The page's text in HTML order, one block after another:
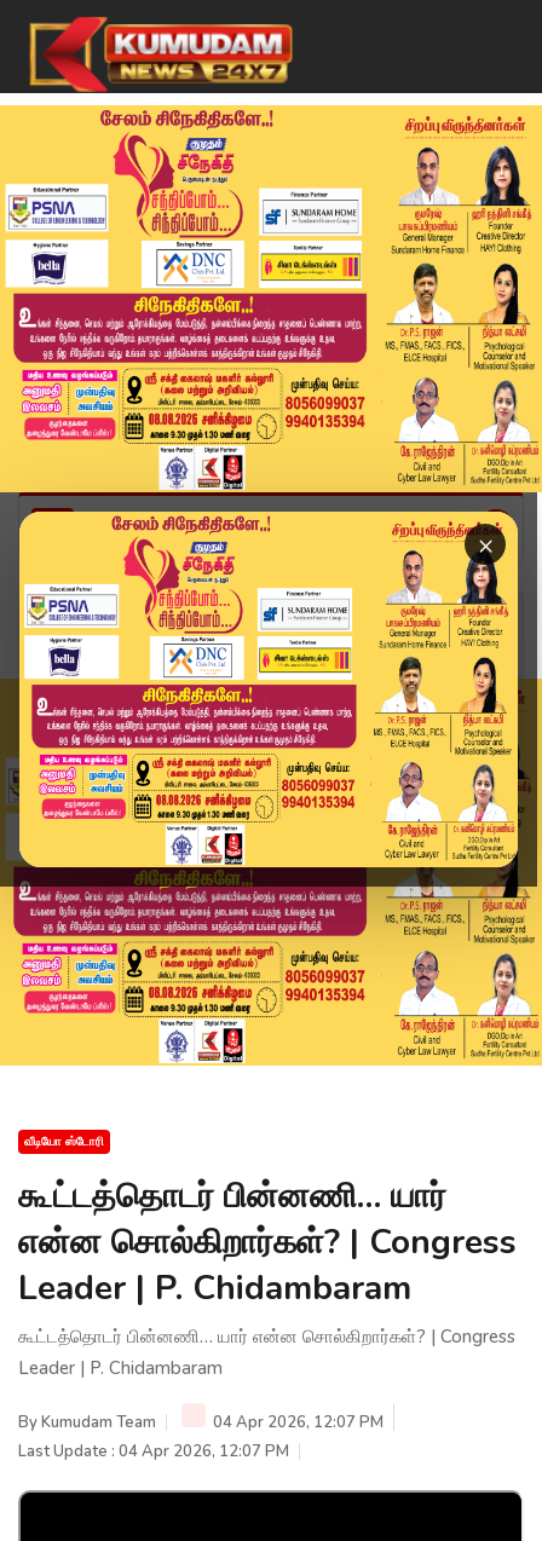
×
Home
வீடியோ ஸ்டோரி
கூட்டத்தொடர் பின்னணி… யார் என்ன சொல்கிறார்கள்? ...
வீடியோ ஸ்டோரி
கூட்டத்தொடர் பின்னணி… யார்
என்ன சொல்கிறார்கள்? | Congress
Leader | P. Chidambaram
கூட்டத்தொடர் பின்னணி… யார் என்ன சொல்கிறார்கள்? | Congress
Leader | P. Chidambaram
ByKumudam Team
04 Apr 2026, 12:07 PM
Last Update : 04 Apr 2026, 12:07 PM